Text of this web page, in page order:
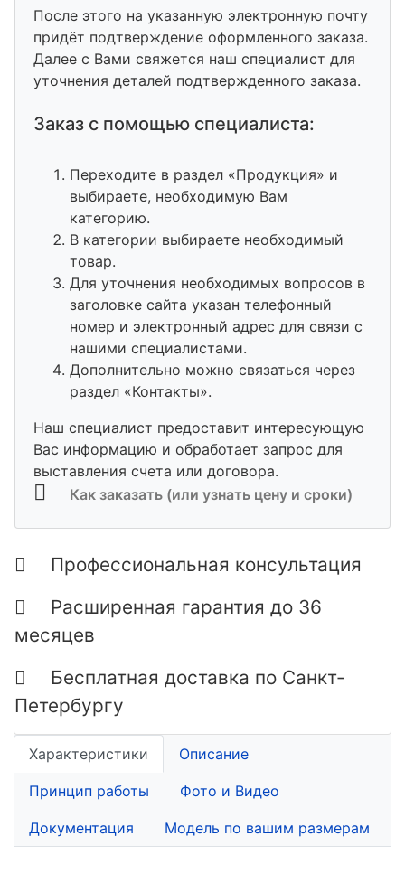
После этого на указанную электронную почту
придёт подтверждение оформленного заказа.
Далее с Вами свяжется наш специалист для
уточнения деталей подтвержденного заказа.
Заказ с помощью специалиста:
Переходите в раздел «Продукция» и
выбираете, необходимую Вам
категорию.
В категории выбираете необходимый
товар.
Для уточнения необходимых вопросов в
заголовке сайта указан телефонный
номер и электронный адрес для связи с
нашими специалистами.
Дополнительно можно связаться через
раздел «Контакты».
Наш специалист предоставит интересующую
Вас информацию и обработает запрос для
выставления счета или договора.
Как заказать (или узнать цену и сроки)
Профессиональная консультация
Расширенная гарантия до 36
месяцев
Бесплатная доставка по Санкт-
Петербургу
Характеристики Описание
Принцип работы Фото и Видео
Документация Модель по вашим размерам